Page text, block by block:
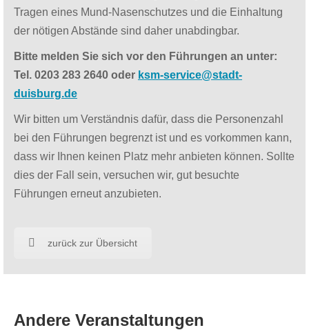
Tragen eines Mund-Nasenschutzes und die Einhaltung
der nötigen Abstände sind daher unabdingbar.
Bitte melden Sie sich vor den Führungen an unter:
Tel. 0203 283 2640 oder ksm-service@stadt-
duisburg.de
Wir bitten um Verständnis dafür, dass die Personenzahl
bei den Führungen begrenzt ist und es vorkommen kann,
dass wir Ihnen keinen Platz mehr anbieten können. Sollte
dies der Fall sein, versuchen wir, gut besuchte
Führungen erneut anzubieten.
zurück zur Übersicht
Andere Veranstaltungen